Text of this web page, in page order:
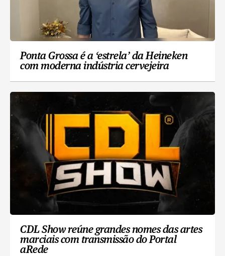
Ponta Grossa é a ‘estrela’ da Heineken
com moderna indústria cervejeira
CDL Show reúne grandes nomes das artes
marciais com transmissão do Portal
aRede